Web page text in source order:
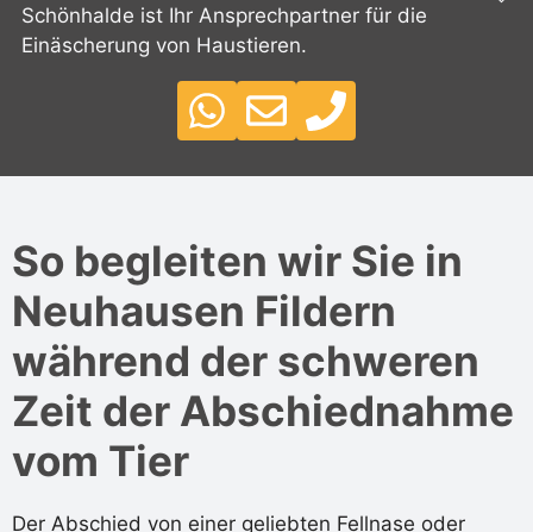
Schönhalde ist Ihr Ansprechpartner für die
Einäscherung von Haustieren.
So begleiten wir Sie in
Neuhausen Fildern
während der schweren
Zeit der Abschiednahme
vom Tier
Der Abschied von einer geliebten Fellnase oder